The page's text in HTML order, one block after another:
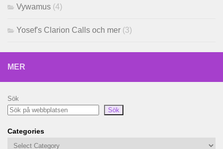
Vywamus (4)
Yosef's Clarion Calls och mer (3)
MER
Sök
Sök
Categories